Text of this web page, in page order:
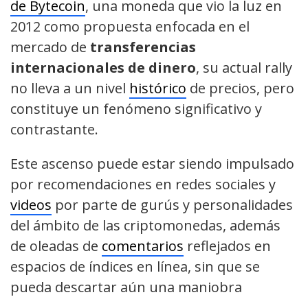
de Bytecoin, una moneda que vio la luz en
2012 como propuesta enfocada en el
mercado de transferencias
internacionales de dinero, su actual rally
no lleva a un nivel histórico de precios, pero
constituye un fenómeno significativo y
contrastante.
Este ascenso puede estar siendo impulsado
por recomendaciones en redes sociales y
videos por parte de gurús y personalidades
del ámbito de las criptomonedas, además
de oleadas de comentarios reflejados en
espacios de índices en línea, sin que se
pueda descartar aún una maniobra